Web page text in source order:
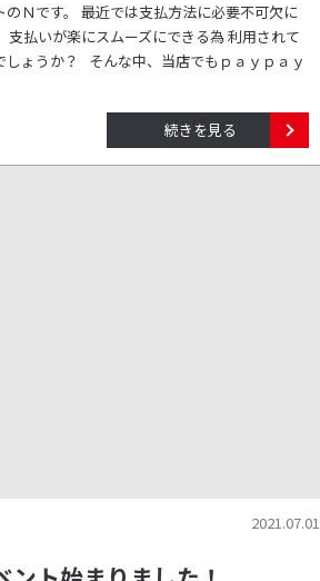
Ｎです。 最近では支払方法に必要不可欠に
支払いが楽にスムーズにできる為 利用されて
しょうか？ そんな中、当店でもｐａｙｐａｙ
続きを見る
2021.07.01